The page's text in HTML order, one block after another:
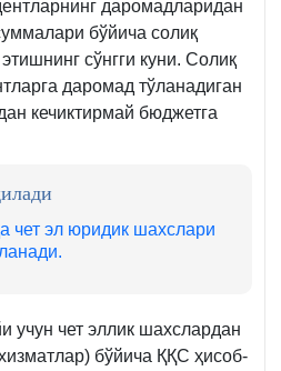
даромадларидан
бўйича солиқ
сўнгги куни. Солиқ
даромад тўланадиган
кечиктирмай бюджетга
чет эл юридик шахслари
учун чет эллик шахслардан
бўйича ҚҚС ҳисоб-